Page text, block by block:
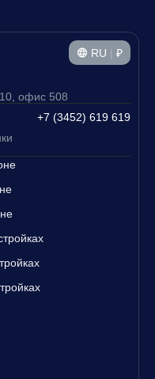
RU | ₽
офис 508
+7 (3452) 619 619